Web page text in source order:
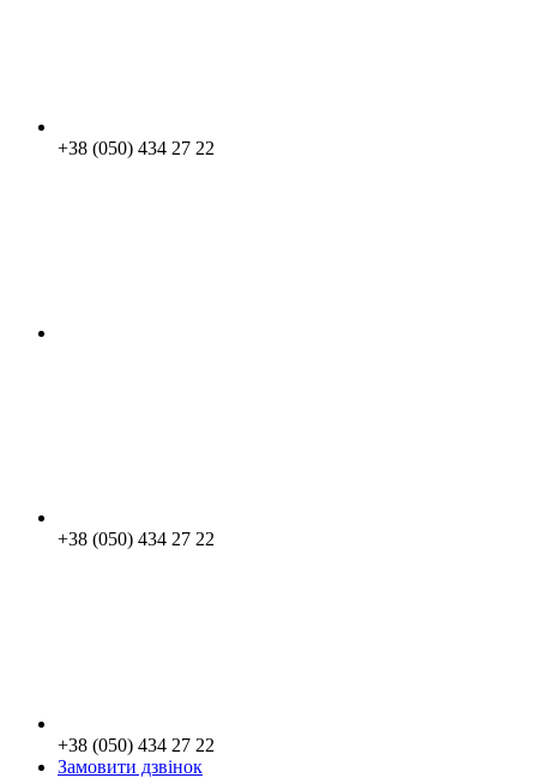
+38 (050) 434 27 22
+38 (050) 434 27 22
+38 (050) 434 27 22
Замовити дзвінок